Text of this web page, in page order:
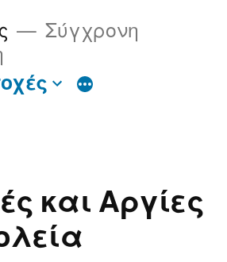
Σύγχρονη
Περισσότερα
και Αργίες